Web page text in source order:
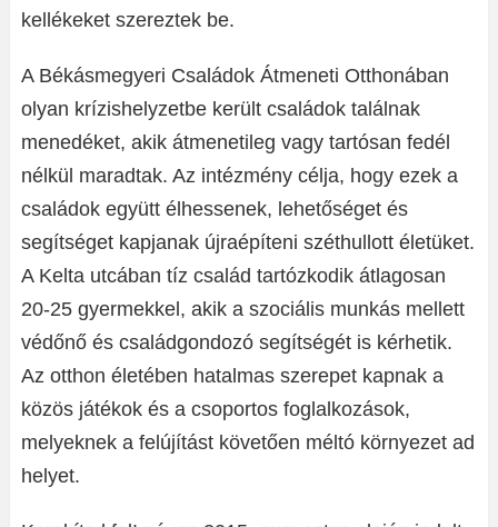
kellékeket szereztek be.
A Békásmegyeri Családok Átmeneti Otthonában
olyan krízishelyzetbe került családok találnak
menedéket, akik átmenetileg vagy tartósan fedél
nélkül maradtak. Az intézmény célja, hogy ezek a
családok együtt élhessenek, lehetőséget és
segítséget kapjanak újraépíteni széthullott életüket.
A Kelta utcában tíz család tartózkodik átlagosan
20-25 gyermekkel, akik a szociális munkás mellett
védőnő és családgondozó segítségét is kérhetik.
Az otthon életében hatalmas szerepet kapnak a
közös játékok és a csoportos foglalkozások,
melyeknek a felújítást követően méltó környezet ad
helyet.